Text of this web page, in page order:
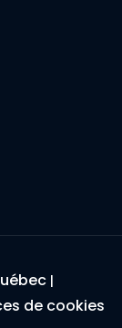
|
de cookies